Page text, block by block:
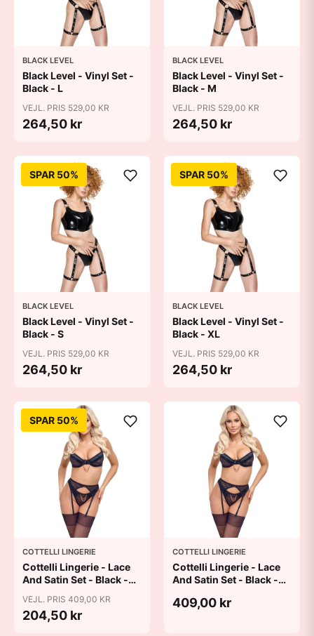
BLACK LEVEL
Black Level - Vinyl Set -
Black - L
VEJL. PRIS 529,00 KR
264,50 kr
BLACK LEVEL
Black Level - Vinyl Set -
Black - M
VEJL. PRIS 529,00 KR
264,50 kr
SPAR 50%
BLACK LEVEL
Black Level - Vinyl Set -
Black - S
VEJL. PRIS 529,00 KR
264,50 kr
SPAR 50%
BLACK LEVEL
Black Level - Vinyl Set -
Black - XL
VEJL. PRIS 529,00 KR
264,50 kr
SPAR 50%
COTTELLI LINGERIE
Cottelli Lingerie - Lace
And Satin Set - Black -
VEJL. PRIS 409,00 KR
204,50 kr
COTTELLI LINGERIE
Cottelli Lingerie - Lace
And Satin Set - Black -
409,00 kr